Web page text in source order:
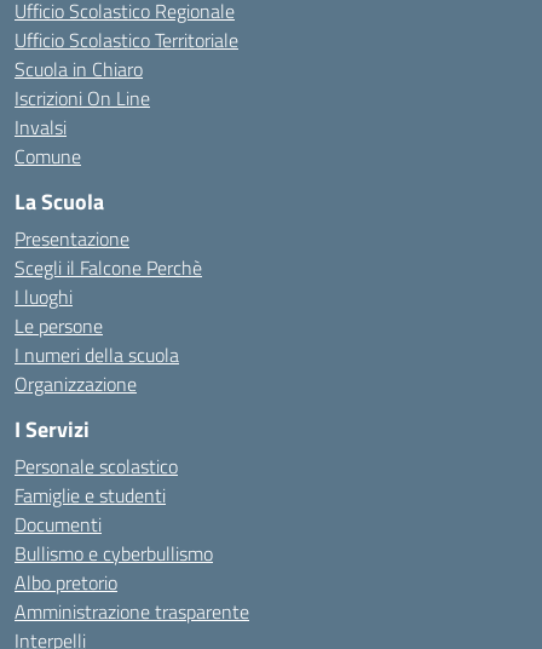
Ufficio Scolastico Regionale
Ufficio Scolastico Territoriale
Scuola in Chiaro
Iscrizioni On Line
Invalsi
Comune
La Scuola
Presentazione
Scegli il Falcone Perchè
I luoghi
Le persone
I numeri della scuola
Organizzazione
I Servizi
Personale scolastico
Famiglie e studenti
Documenti
Bullismo e cyberbullismo
Albo pretorio
Amministrazione trasparente
Interpelli